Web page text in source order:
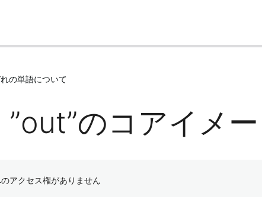
の単語について
のコアイメ
アクセス権がありません